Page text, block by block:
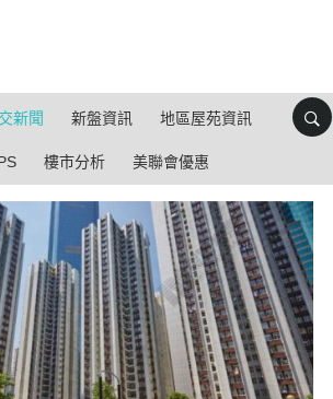
新聞 新盤資訊 地區屋苑資訊
樓市分析 美聯會優惠